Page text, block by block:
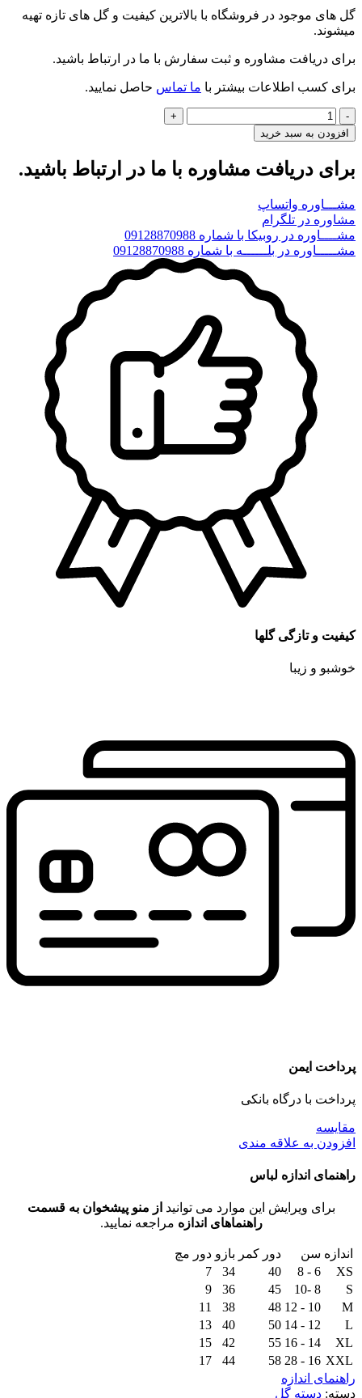
گل های موجود در فروشگاه با بالاترین کیفیت و گل های تازه تهیه
میشوند.
برای دریافت مشاوره و ثبت سفارش با ما در ارتباط باشید.
برای کسب اطلاعات بیشتر با ما تماس حاصل نمایید.
باکس
گل
کد
114
عدد
افزودن به سبد خرید
برای دریافت مشاوره با ما در ارتباط باشید.
مشـــاوره واتساپ
مشاوره در تلگرام
مشــــاوره در روبیکا با شماره 09128870988
مشـــــاوره در بلــــــه با شماره 09128870988
کیفیت و تازگی گلها
خوشبو و زیبا
پرداخت ایمن
پرداخت با درگاه بانکی
مقايسه
افزودن به علاقه مندی
راهنمای اندازه لباس
برای ویرایش این موارد می توانید از منو پیشخوان به قسمت
راهنماهای اندازه مراجعه نمایید.
اندازه سن دور کمر بازو دور مچ
XS
6 - 8
40
34
7
S
8 -10
45
36
9
M
10 - 12
48
38
11
L
12 - 14
50
40
13
XL
14 - 16
55
42
15
XXL
16 - 28
58
44
17
راهنمای اندازه
دسته: دسته گل